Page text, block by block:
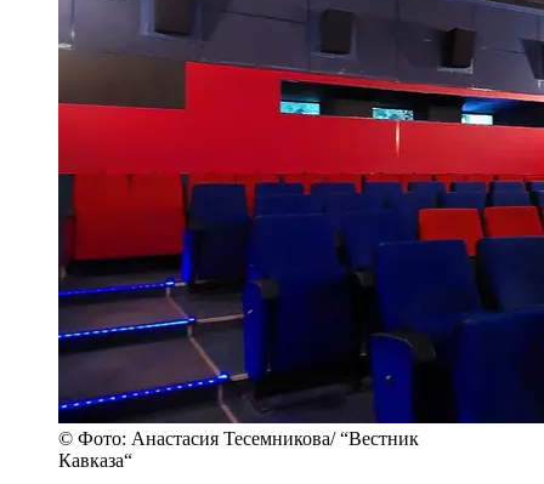
© Фото: Анастасия Тесемникова/ “Вестник
Кавказа“